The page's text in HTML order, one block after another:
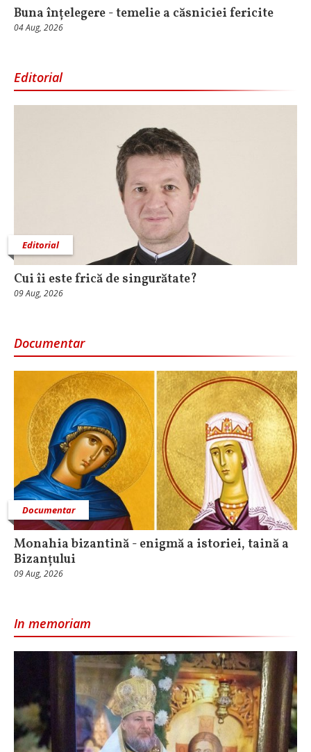
Buna înțelegere - temelie a căsniciei fericite
04 Aug, 2026
Editorial
Editorial
Cui îi este frică de singurătate?
09 Aug, 2026
Documentar
Documentar
Monahia bizantină - enigmă a istoriei, taină a
Bizanțului
09 Aug, 2026
In memoriam